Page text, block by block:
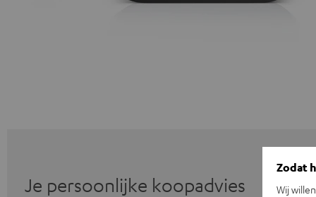
Je persoonlijke koopadvies
Zodat
Wij